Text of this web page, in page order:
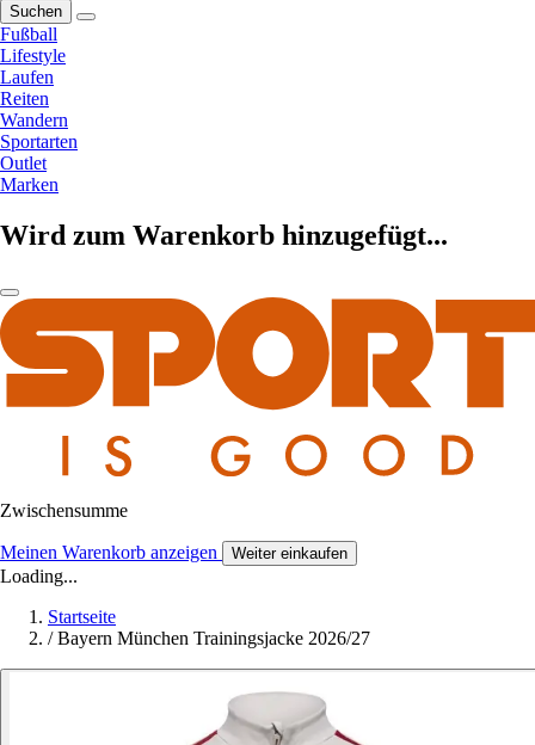
Suchen
Fußball
Lifestyle
Laufen
Reiten
Wandern
Sportarten
Outlet
Marken
Wird zum Warenkorb hinzugefügt...
Zwischensumme
Meinen Warenkorb anzeigen Weiter einkaufen
Loading...
Startseite
/ Bayern München Trainingsjacke 2026/27